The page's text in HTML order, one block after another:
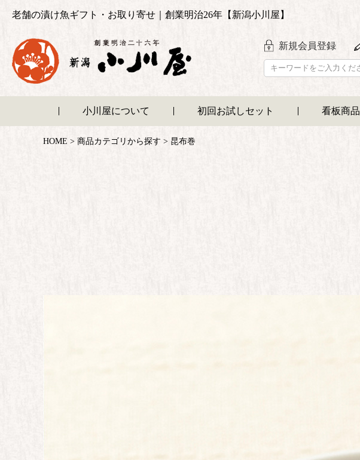
老舗の漬け魚ギフト・お取り寄せ｜創業明治26年【新潟小川屋】
新規会員登録
小川屋について 初回お試しセット 看板商品
HOME 商品カテゴリから探す 昆布巻